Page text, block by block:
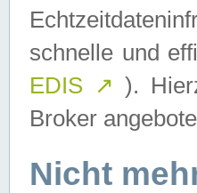
schnelle und
EDIS ↗ ).
Broker
Nicht